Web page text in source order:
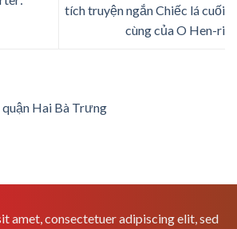
tích truyện ngắn Chiếc lá cuối
cùng của O Hen-ri
Hai Bà Trưng
amet, consectetuer adipiscing elit, sed